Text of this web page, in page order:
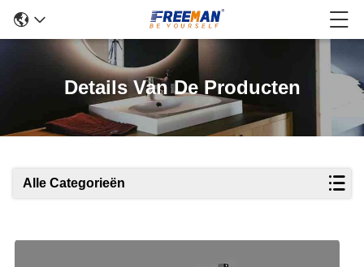
Details Van De Producten
Alle Categorieën